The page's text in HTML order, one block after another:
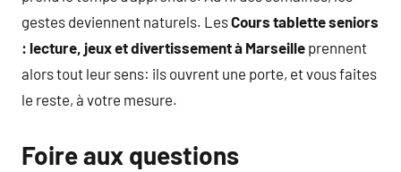
gestes deviennent naturels. LesCours tablette seniors
: lecture, jeux et divertissement à Marseille prennent
alors tout leur sens: ils ouvrent une porte, et vous faites
le reste, à votre mesure.
Foire aux questions